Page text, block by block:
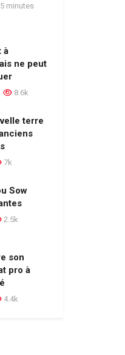
minutes
à
ne peut
8.6k
terre
7k
Sow
2.5k
son
pro à
4.4k